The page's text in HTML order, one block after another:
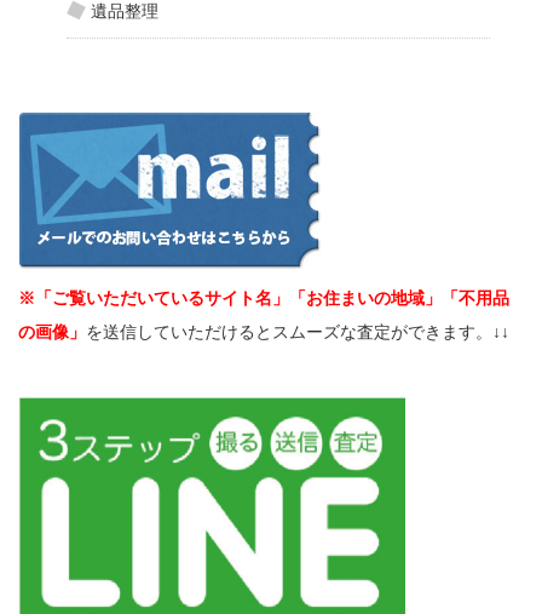
遺品整理
※「ご覧いただいているサイト名」「お住まいの地域」「不用品
の画像」 を送信していただけるとスムーズな査定ができます。↓↓